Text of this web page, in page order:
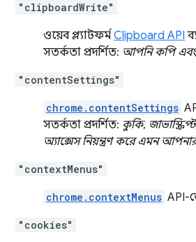
"clipboardWrite"
ওয়েব প্ল্যাটফর্ম Clipboard API
সতর্কতা প্রদর্শিত: আপনি কপি এবং
"contentSettings"
chrome.contentSettings
সতর্কতা প্রদর্শিত: কুকি,
অ্যাক্সেস নিয়ন্ত্রণ করে এমন
"contextMenus"
chrome.contextMenus API-
"cookies"